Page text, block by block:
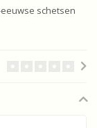
schetsen